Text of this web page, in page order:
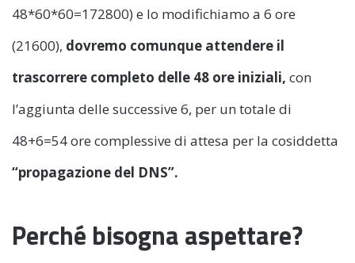
48*60*60=172800) e lo modifichiamo a 6 ore
(21600), dovremo comunque attendere il
trascorrere completo delle 48 ore iniziali, con
l’aggiunta delle successive 6, per un totale di
48+6=54 ore complessive di attesa per la cosiddetta
“propagazione del DNS”.
Perché bisogna aspettare?